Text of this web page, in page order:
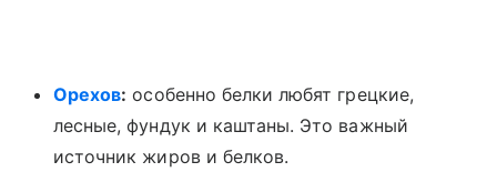
Орехов: особенно белки любят грецкие,
лесные, фундук и каштаны. Это важный
источник жиров и белков.